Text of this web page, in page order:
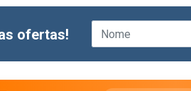
ofertas!